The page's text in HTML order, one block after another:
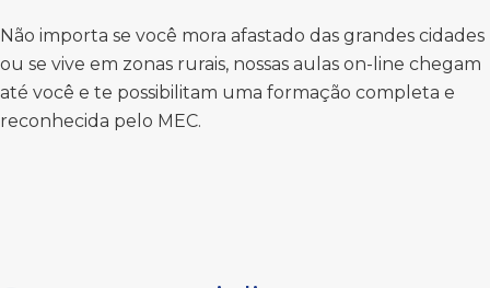
Não importa se você mora afastado das grandes cidades
ou se vive em zonas rurais, nossas aulas on-line chegam
até você e te possibilitam uma formação completa e
reconhecida pelo MEC.